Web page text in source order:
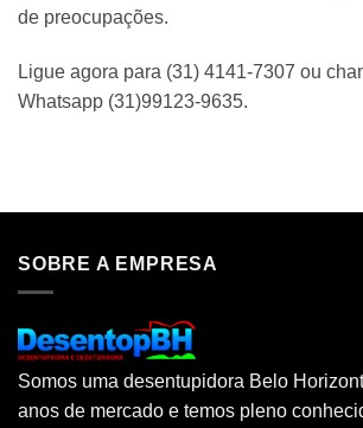
de preocupações.
Ligue agora para (31) 4141-7307 ou
Whatsapp (31)99123-9635.
SOBRE A EMPRESA
Somos uma desentupidora Belo
anos de mercado e temos pleno